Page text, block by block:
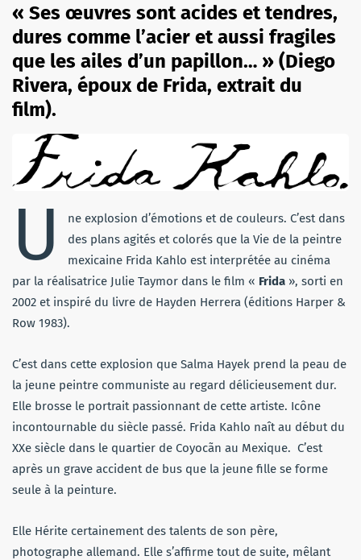
« Ses œuvres sont acides et tendres,
dures comme l’acier et aussi fragiles
que les ailes d’un papillon… » (Diego
Rivera, époux de Frida, extrait du
film).
U
ne explosion d’émotions et de couleurs. C’est dans
des plans agités et colorés que la Vie de la peintre
mexicaine Frida Kahlo est interprétée au cinéma
par la réalisatrice Julie Taymor dans le film « Frida », sorti en
2002 et inspiré du livre de Hayden Herrera (éditions Harper &
Row 1983).
C’est dans cette explosion que Salma Hayek prend la peau de
la jeune peintre communiste au regard délicieusement dur.
Elle brosse le portrait passionnant de cette artiste. Icône
incontournable du siècle passé. Frida Kahlo naît au début du
XXe siècle dans le quartier de Coyocãn au Mexique. C’est
après un grave accident de bus que la jeune fille se forme
seule à la peinture.
Elle Hérite certainement des talents de son père,
photographe allemand. Elle s’affirme tout de suite, mêlant